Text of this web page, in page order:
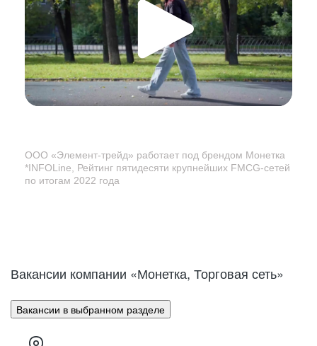
ООО «Элемент-трейд» работает под брендом Монетка
*INFOLine, Рейтинг пятидесяти крупнейших FMCG-сетей
по итогам 2022 года
Вакансии компании «Монетка, Торговая сеть»
Вакансии в выбранном разделе